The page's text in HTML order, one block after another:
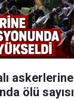
askerlerine
ölü sayısı